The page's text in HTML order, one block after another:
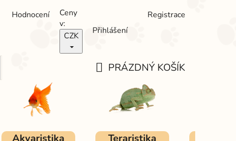
Hodnocení
Ceny
v:
CZK
Přihlášení
Registrace
KOŠÍK
PRÁZDNÝ KOŠÍK
Akvaristika Teraristika